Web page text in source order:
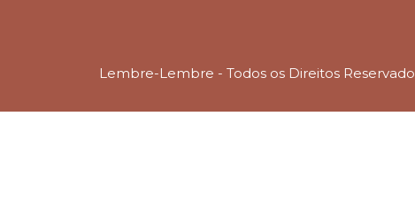
Lembre-Lembre - Todos os Direitos Reservado